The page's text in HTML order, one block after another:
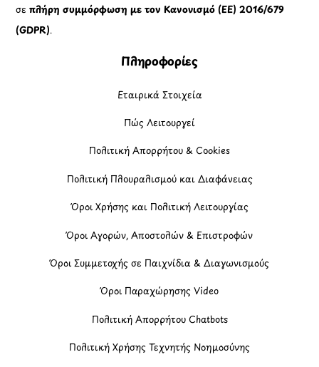
σεπλήρη συμμόρφωση με τον Κανονισμό (ΕΕ) 2016/679
(GDPR).
Πληροφορίες
Εταιρικά Στοιχεία
Πώς Λειτουργεί
Πολιτική Απορρήτου & Cookies
Πολιτική Πλουραλισμού και Διαφάνειας
Όροι Χρήσης και Πολιτική Λειτουργίας
Όροι Αγορών, Αποστολών & Επιστροφών
Όροι Συμμετοχής σε Παιχνίδια & Διαγωνισμούς
Όροι Παραχώρησης Video
Πολιτική Απορρήτου Chatbots
Πολιτική Χρήσης Τεχνητής Νοημοσύνης